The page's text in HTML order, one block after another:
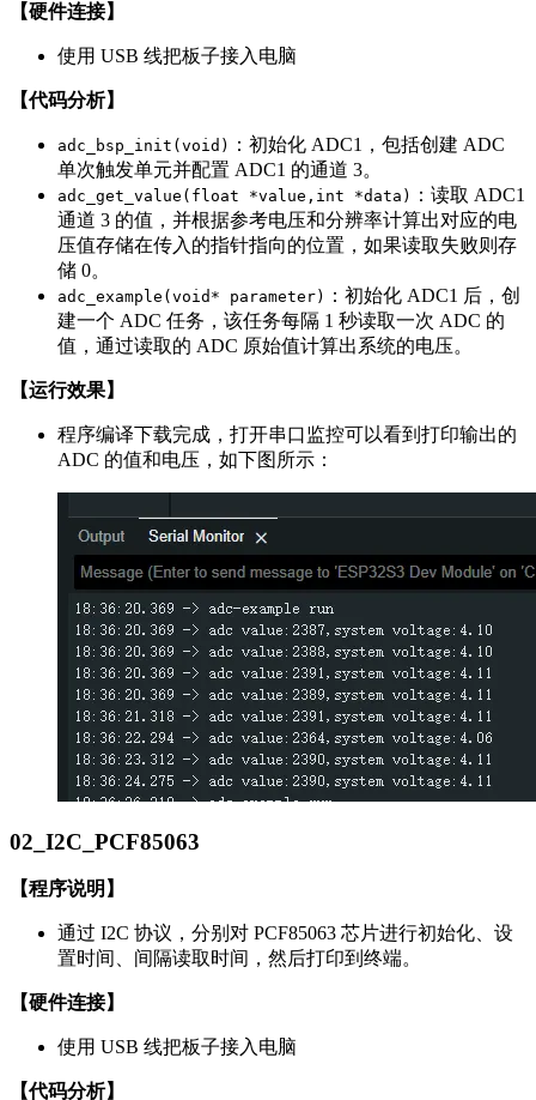
【硬件连接】
使用 USB 线把板子接入电脑
【代码分析】
adc_bsp_init(void)
：初始化 ADC1，包括创建 ADC
单次触发单元并配置 ADC1 的通道 3。
adc_get_value(float *value,int *data)
：读取 ADC1
通道 3 的值，并根据参考电压和分辨率计算出对应的电
压值存储在传入的指针指向的位置，如果读取失败则存
储 0。
adc_example(void* parameter)
：初始化 ADC1 后，创
建一个 ADC 任务，该任务每隔 1 秒读取一次 ADC 的
值，通过读取的 ADC 原始值计算出系统的电压。
【运行效果】
程序编译下载完成，打开串口监控可以看到打印输出的
ADC 的值和电压，如下图所示：
02_I2C_PCF85063
【程序说明】
通过 I2C 协议，分别对 PCF85063 芯片进行初始化、设
置时间、间隔读取时间，然后打印到终端。
【硬件连接】
使用 USB 线把板子接入电脑
【代码分析】